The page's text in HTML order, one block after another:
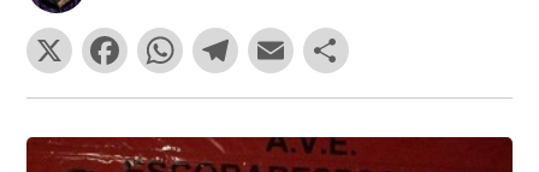
X
F
a
c
W
h
at
T
el
e
E
m
ai
o
m